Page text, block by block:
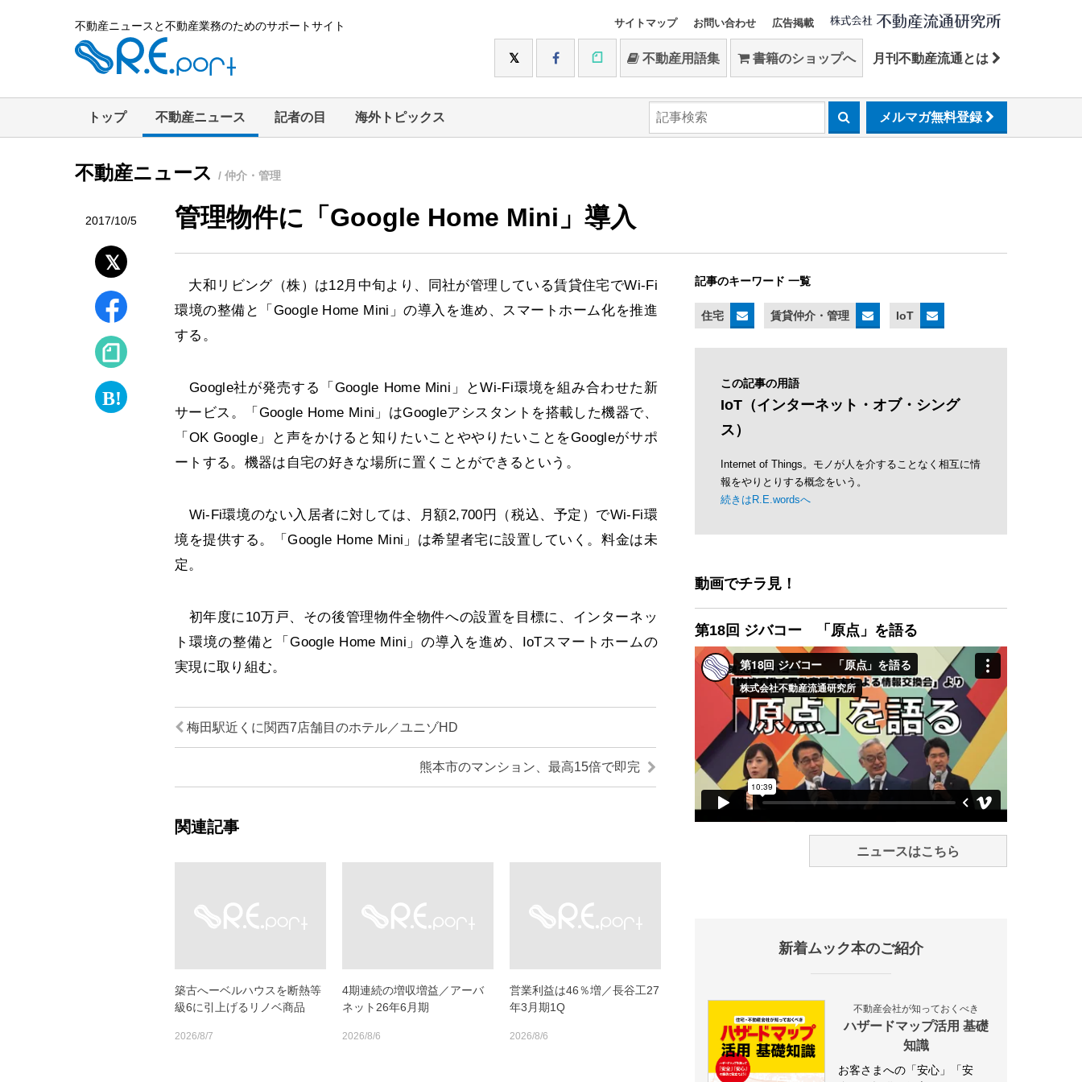
不動産ニュースと不動産業務のためのサポートサイト サイトマップ お問い合わせ 広告掲載
不動産用語集 書籍のショップへ 月刊不動産流通とは
トップ 不動産ニュース 記者の目 海外トピックス メルマガ無料登録
不動産ニュース / 仲介・管理
2017/10/5 管理物件に「Google Home Mini」導入
大和リビング（株）は12月中旬より、同社が管理している賃貸住宅でWi-Fi
環境の整備と「Google Home Mini」の導入を進め、スマートホーム化を推進
する。
Google社が発売する「Google Home Mini」とWi-Fi環境を組み合わせた新
サービス。「Google Home Mini」はGoogleアシスタントを搭載した機器で、
「OK Google」と声をかけると知りたいことややりたいことをGoogleがサポ
ートする。機器は自宅の好きな場所に置くことができるという。
Wi-Fi環境のない入居者に対しては、月額2,700円（税込、予定）でWi-Fi環
境を提供する。「Google Home Mini」は希望者宅に設置していく。料金は未
定。
初年度に10万戸、その後管理物件全物件への設置を目標に、インターネッ
ト環境の整備と「Google Home Mini」の導入を進め、IoTスマートホームの
実現に取り組む。
梅田駅近くに関西7店舗目のホテル／ユニゾHD
熊本市のマンション、最高15倍で即完
関連記事
築古へーベルハウスを断熱等
級6に引上げるリノベ商品
2026/8/7
4期連続の増収増益／アーバ
ネット26年6月期
2026/8/6
営業利益は46％増／長谷工27
年3月期1Q
2026/8/6
記事のキーワード 一覧
住宅 賃貸仲介・管理 IoT
この記事の用語
IoT（インターネット・オブ・シング
ス）
Internet of Things。モノが人を介することなく相互に情
報をやりとりする概念をいう。
続きはR.E.wordsへ
動画でチラ見！
第18回 ジバコー 「原点」を語る
ニュースはこちら
新着ムック本のご紹介
不動産会社が知っておくべき
ハザードマップ活用 基礎
知識
お客さまへの「安心」「安